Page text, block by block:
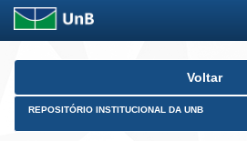
Skip
Voltar
REPOSITÓRIO INSTITUCIONAL DA UNB